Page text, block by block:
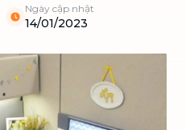
Ngày cập nhật
14/01/2023